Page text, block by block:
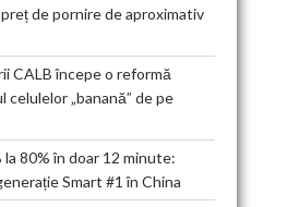
de pornire de aproximativ
CALB începe o reformă
„banană” de pe
la 80% în doar 12 minute:
Smart #1 în China